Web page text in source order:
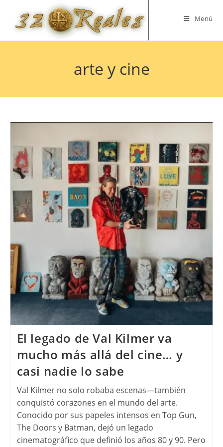
contenido
Menú
arte y cine
El legado de Val Kilmer va
mucho más allá del cine… y
casi nadie lo sabe
Val Kilmer no solo robaba escenas—también
conquistó corazones en el mundo del arte.
Conocido por sus papeles intensos en Top Gun,
The Doors y Batman, dejó un legado
cinematográfico que definió los años 80 y 90. Pero